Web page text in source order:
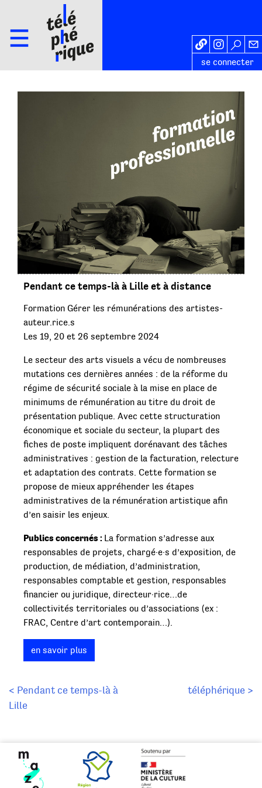
se connecter
Pendant ce temps-là à Lille et à distance
Formation Gérer les rémunérations des artistes-
auteur.rice.s
Les 19, 20 et 26 septembre 2024
Le secteur des arts visuels a vécu de nombreuses
mutations ces dernières années : de la réforme du
régime de sécurité sociale à la mise en place de
minimums de rémunération au titre du droit de
présentation publique. Avec cette structuration
économique et sociale du secteur, la plupart des
fiches de poste impliquent dorénavant des tâches
administratives : gestion de la facturation, relecture
et adaptation des contrats. Cette formation se
propose de mieux appréhender les étapes
administratives de la rémunération artistique afin
d’en saisir les enjeux.
Publics concernés : La formation s’adresse aux
responsables de projets, chargé·e·s d’exposition, de
production, de médiation, d’administration,
responsables comptable et gestion, responsables
financier ou juridique, directeur·rice…de
collectivités territoriales ou d’associations (ex :
FRAC, Centre d’art contemporain…).
en savoir plus
Navigation
de
< Pendant ce temps-là à
Lille
téléphérique >